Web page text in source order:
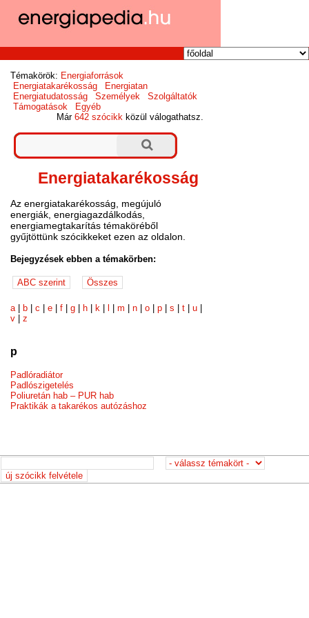
Témakörök: Energiaforrások
Energiatakarékosság
Energiatan
Energiatudatosság
Személyek
Szolgáltatók
Támogatások
Egyéb
Már642 szócikk közül válogathatsz.
Energiatakarékosság
Az energiatakarékosság, megújuló
energiák, energiagazdálkodás,
energiamegtakarítás témaköréből
gyűjtöttünk szócikkeket ezen az oldalon.
Bejegyzések ebben a témakörben:
a| b |c |e |f |g h k |m |n |o |p |s |t |u
v |z
p
Padlóradiátor
Padlószigetelés
Poliuretán hab – PUR hab
Praktikák a takarékos autózáshoz